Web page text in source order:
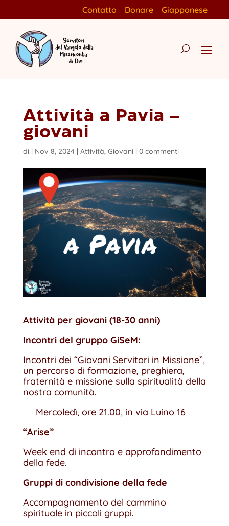
Contatto Donare Giapponese
Attività a Pavia –
giovani
di Nov 8, 2024 Attività, Giovani 0 commenti
Attività per giovani (18-30 anni)
Incontri del gruppo GiSeM:
Incontri dei “Giovani Servitori in Missione”,
un percorso di formazione, preghiera,
fraternità e missione sulla spiritualità della
nostra comunità.
Mercoledì, ore 21.00, in via Luino 16
“Arise”
Week end di incontro e approfondimento
della fede.
Gruppi di condivisione della fede
Accompagnamento del cammino
spirituale in piccoli gruppi.